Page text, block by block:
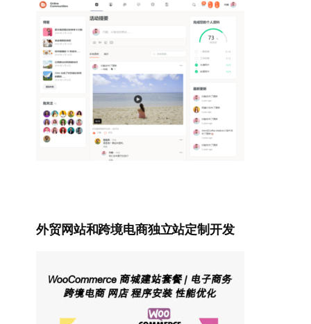
外贸网站和跨境电商独立站定制开发